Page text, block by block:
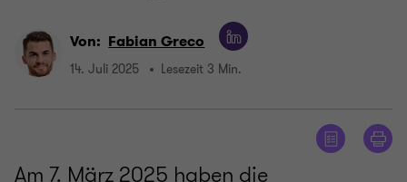
Von: Fabian Greco
14. Juli 2025 Lesezeit 3 Min.
Am 7. März 2025 haben die